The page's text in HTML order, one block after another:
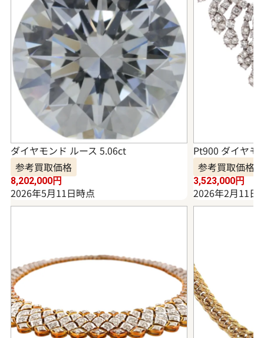
ダイヤモンド ルース 5.06ct
参考買取価格
8,202,000円
2026年5月11日時点
Pt900 ダイヤモ
参考買取価格
3,523,000円
2026年2月11日